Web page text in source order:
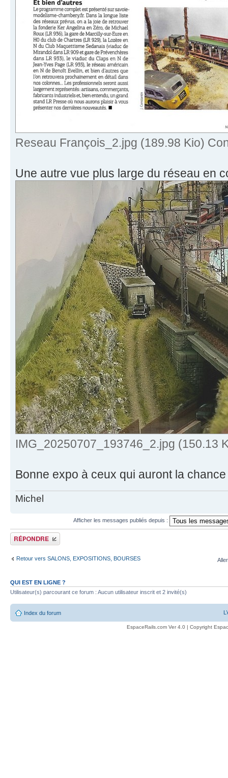
Reseau François_2.jpg (189.98 Kio)
Une autre vue plus large du réseau en
IMG_20250707_193746_2.jpg (150.13
Bonne expo à ceux qui auront la
Michel
Afficher les messages publiés depuis :
Publier une réponse
Retour vers SALONS, EXPOSITIONS, BOURSES
QUI EST EN LIGNE ?
Utilisateur(s) parcourant ce forum : Aucun utilisateur inscrit et 2 invité(s)
Index du forum
EspaceRails.com Ver 4.0 | Copyright